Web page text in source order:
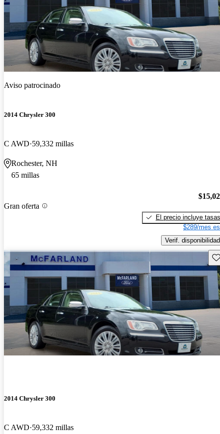
Aviso patrocinado
2014 Chrysler 300
C AWD 59,332 millas
Rochester, NH
65 millas
Gran oferta
El precio incluye tasas
$289/mes
Verif. disponibilidad
2014 Chrysler 300
C AWD 59,332 millas